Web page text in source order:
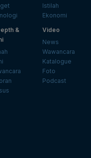
Istilah
Ekonomi
&
Video
News
Wawancara
Katalogue
Foto
Podcast